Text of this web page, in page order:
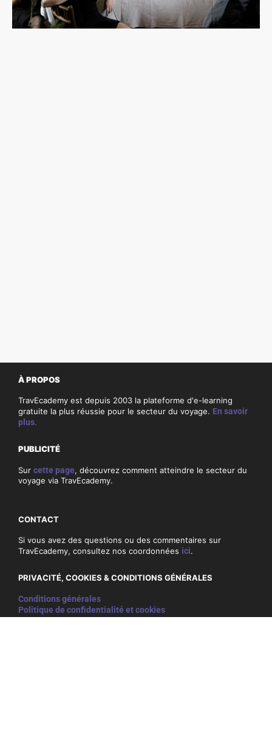
À PROPOS
TravEcademy est depuis 2003 la plateforme d'e-learning
gratuite la plus réussie pour le secteur du voyage. En savoir
plus.
PUBLICITÉ
Sur cette page, découvrez comment atteindre le secteur du
voyage via TravEcademy.
CONTACT
Si vous avez des questions ou des commentaires sur
TravEcademy, consultez nos coordonnées ici.
PRIVACITÉ, COOKIES & CONDITIONS GÉNÉRALES
Conditions générales
Politique de confidentialité et cookies